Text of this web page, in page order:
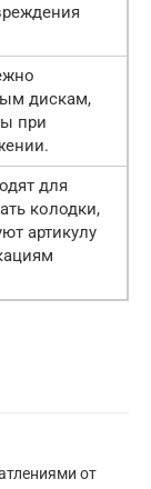
дискам,
при
для
колодки,
артикулу
от